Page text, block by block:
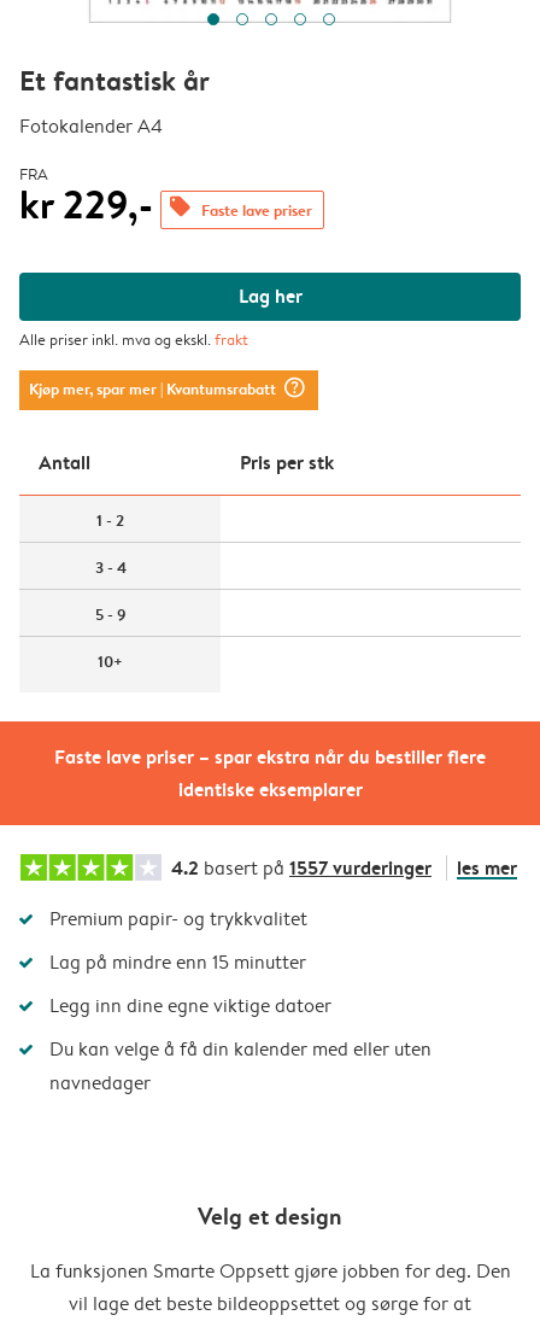
Faste lave priser – spar ekstra når du bestiller flere
identiske eksemplarer
Et fantastisk år
Fotokalender A4
FRA
kr 229,- offers Faste lave priser
Lag her
Alle priser inkl. mva og ekskl.frakt
Kjøp mer, spar mer| Kvantumsrabatt question_mark_circle
Antall Pris per stk
1 - 2
3 - 4
5 - 9
10+
4.2 basert på 1557 vurderinger les mer
Premium papir- og trykkvalitet
Lag på mindre enn 15 minutter
Legg inn dine egne viktige datoer
Du kan velge å få din kalender med eller uten
navnedager
Velg et design
La funksjonen Smarte Oppsett gjøre jobben for deg. Den
vil lage det beste bildeoppsettet og sørge for at